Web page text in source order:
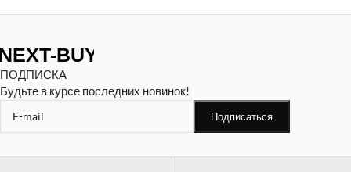
ПОДПИСКА
Будьте в курсе последних новинок!